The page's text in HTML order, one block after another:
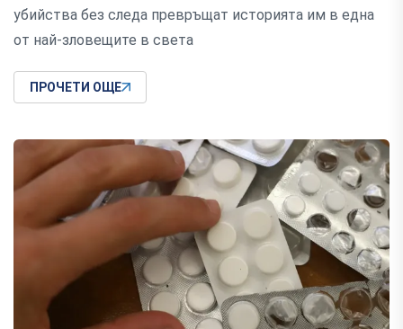
убийства без следа превръщат историята им в една
от най-зловещите в света
ПРОЧЕТИ ОЩЕ